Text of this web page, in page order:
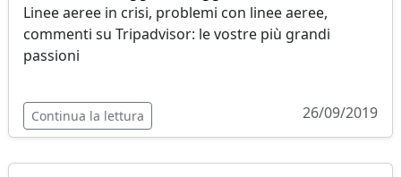
Linee aeree in crisi, problemi con linee aeree,
commenti su Tripadvisor: le vostre più grandi
passioni
Continua la lettura 26/09/2019